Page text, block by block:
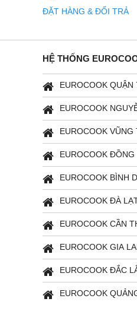
ĐẶT HÀNG & ĐỔI TRẢ
HỆ THỐNG
EUROCOOK QUẬN
EUROCOOK
EUROCOOK VŨNG
EUROCOOK ĐỒNG
EUROCOOK BÌNH
EUROCOOK ĐÀ
EUROCOOK CẦN
EUROCOOK GIA
EUROCOOK ĐẮC
EUROCOOK